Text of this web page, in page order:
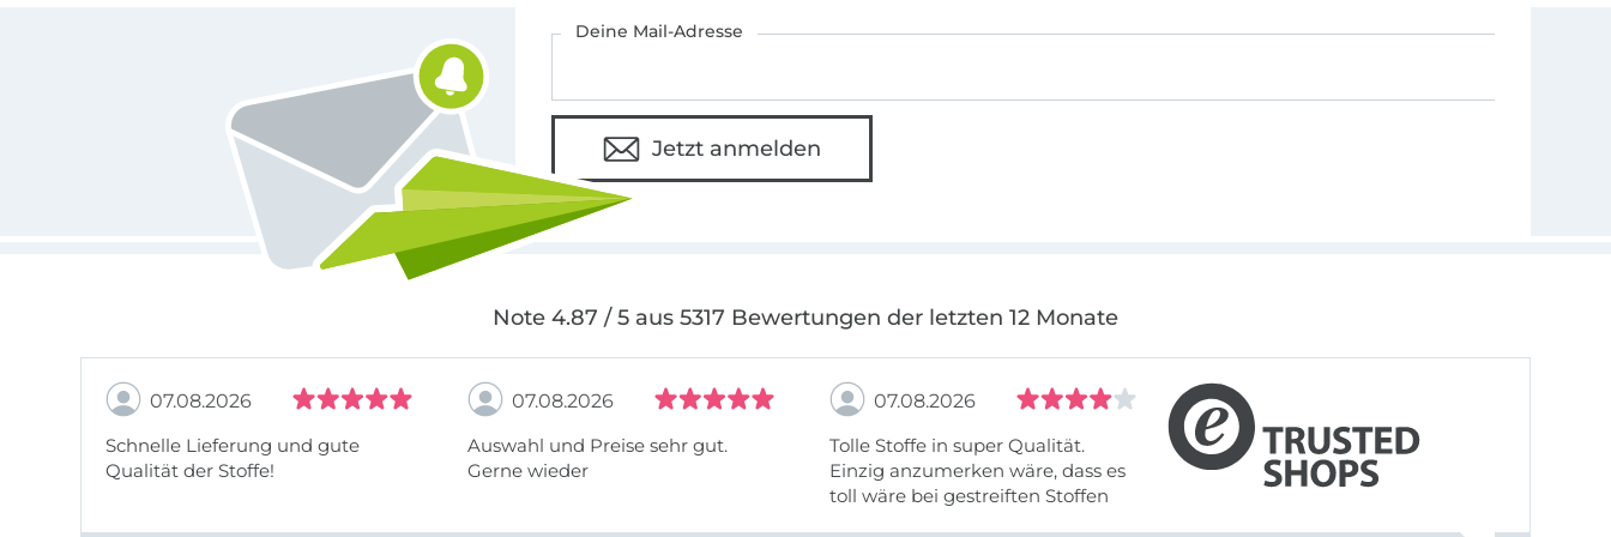
Deine Mail-Adresse
Jetzt anmelden
Note 4.87 / 5 aus 5317 Bewertungen der letzten 12 Monate
07.08.2026
Schnelle Lieferung und gute
Qualität der Stoffe!
07.08.2026
Auswahl und Preise sehr gut.
Gerne wieder
07.08.2026
Tolle Stoffe in super Qualität.
Einzig anzumerken wäre, dass es
toll wäre bei gestreiften Stoffen